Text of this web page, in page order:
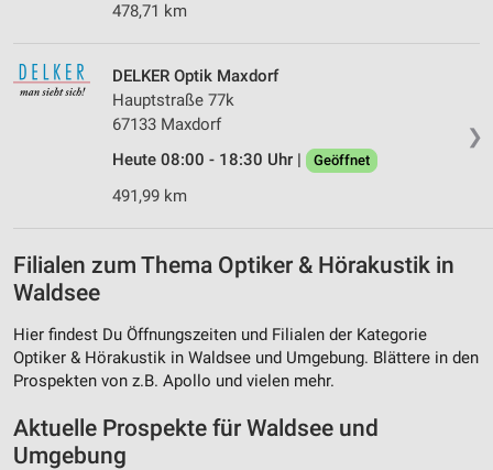
478,71 km
❯
DELKER Optik Maxdorf
Hauptstraße 77k
67133 Maxdorf
Heute 08:00 - 18:30 Uhr |
Geöffnet
491,99 km
Filialen zum Thema Optiker & Hörakustik in
Waldsee
Hier findest Du Öffnungszeiten und Filialen der Kategorie
Optiker & Hörakustik in Waldsee und Umgebung. Blättere in den
Prospekten von z.B. Apollo und vielen mehr.
Aktuelle Prospekte für Waldsee und
Umgebung